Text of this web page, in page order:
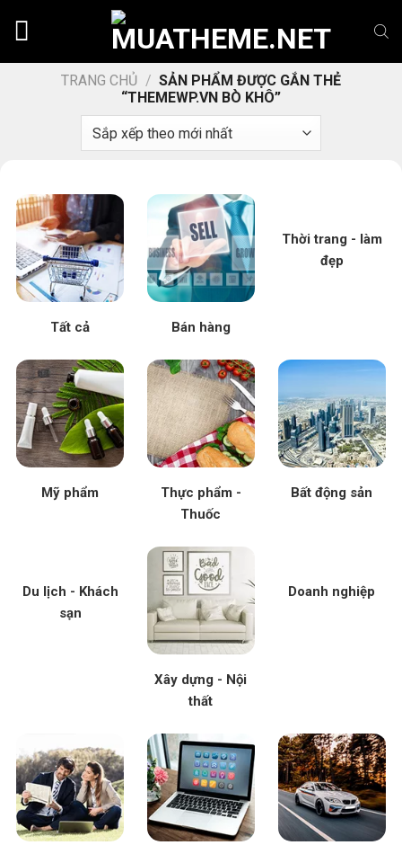
TRANG CHỦ / SẢN PHẨM ĐƯỢC GẮN THẺ
“THEMEWP.VN BÒ KHÔ”
Tất cả Bán hàng
Thời trang - làm
đẹp
Mỹ phẩm
Thực phẩm -
Thuốc
Bất động sản
Du lịch - Khách
sạn
Xây dựng - Nội
thất
Doanh nghiệp